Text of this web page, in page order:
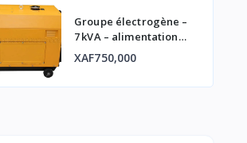
Groupe électrogène –
7 kVA – alimentation
fiable
XAF750,000